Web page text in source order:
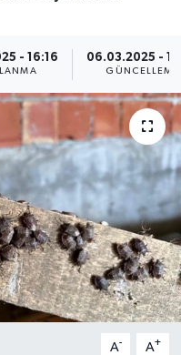
- 16:16 06.03.2025 -
GÜNCELLEME
A- A+